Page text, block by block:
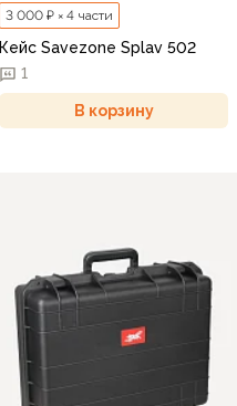
3 000 ₽ × 4 части
Кейс Savezone Splav 502
1
В корзину